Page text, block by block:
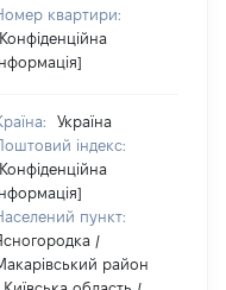
квартири:
Україна
індекс:
пункт:
/
район